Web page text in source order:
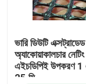
ভারি ডিউটি ​​এক্সট্রাডেড
অ্যাকোয়াকালচার নেটিং
এইচডিপিই উপকরণ 1
25 মি